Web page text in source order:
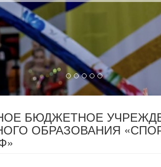
БЮДЖЕТНОЕ
ОБРАЗОВАНИЯ